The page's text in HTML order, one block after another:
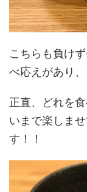
こちらも負け
べ応えがあり
正直、どれを
いまで楽しま
す！！